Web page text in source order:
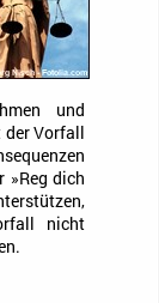
und
Vorfall
»Reg dich
nicht